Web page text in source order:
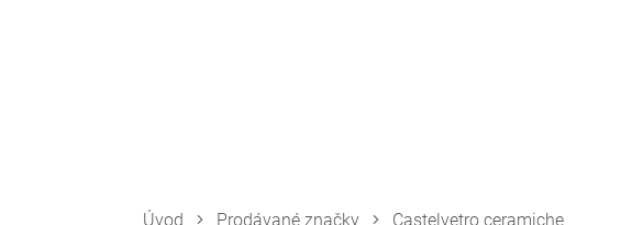
Prodávané značky Castelvetro ceramiche